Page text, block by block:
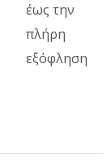
έως την
πλήρη
εξόφληση